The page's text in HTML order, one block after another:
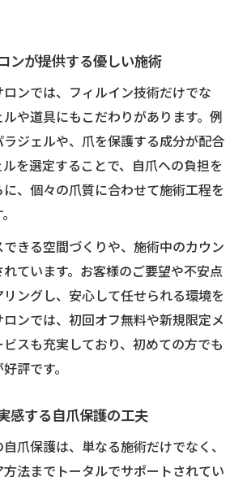
ンが提供する優しい施術
ンでは、フィルイン技術だけでな
や道具にもこだわりがあります。例
ジェルや、爪を保護する成分が配合
を選定することで、自爪への負担を
、個々の爪質に合わせて施術工程を
きる空間づくりや、施術中のカウン
ています。お客様のご要望や不安点
ングし、安心して任せられる環境を
ンでは、初回オフ無料や新規限定メ
スも充実しており、初めての方でも
評です。
感する自爪保護の工夫
爪保護は、単なる施術だけでなく、
法までトータルでサポートされてい